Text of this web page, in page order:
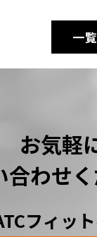
一
お気軽
合わせ
フィッ